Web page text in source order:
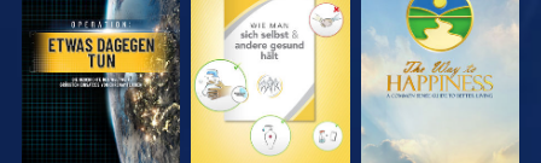
ANSEHEN ANSEHEN ANSEHEN